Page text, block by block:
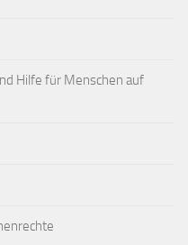
Hilfe für Menschen auf